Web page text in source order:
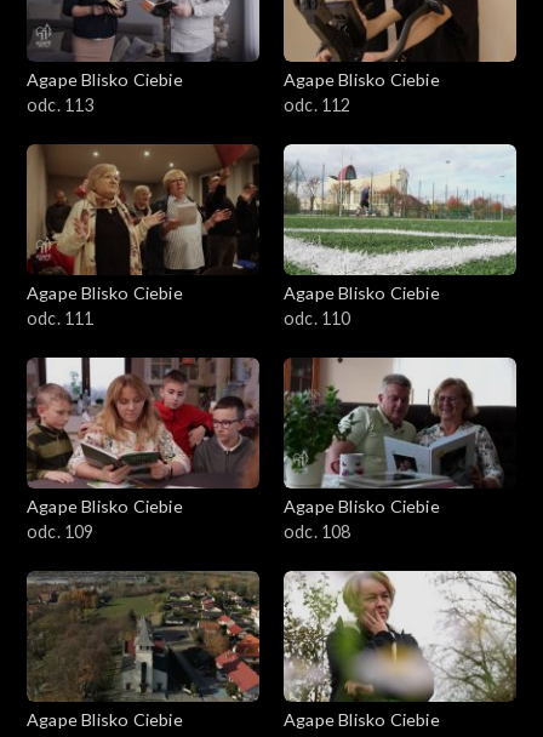
Agape Blisko Ciebie
odc. 113
Agape Blisko Ciebie
odc. 112
Agape Blisko Ciebie
odc. 111
Agape Blisko Ciebie
odc. 110
Agape Blisko Ciebie
odc. 109
Agape Blisko Ciebie
odc. 108
Agape Blisko Ciebie
Agape Blisko Ciebie